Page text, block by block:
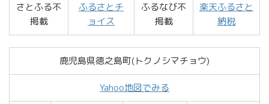
さとふる不
掲載
ふるさとチ
ョイス
ふるなび不
掲載
楽天ふるさと
納税
鹿児島県徳之島町(トクノシマチョウ)
Yahoo地図でみる